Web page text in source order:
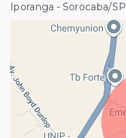
Iporanga - Sorocaba/SP